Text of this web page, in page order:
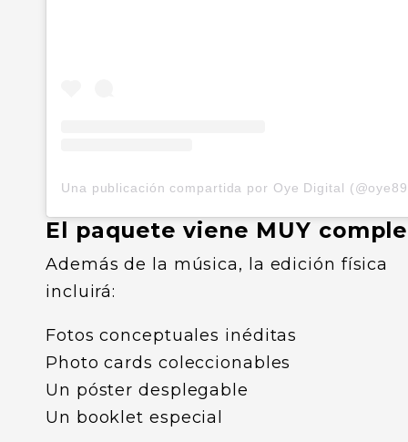
El paquete viene MUY
Además de la música, la edición física
incluirá:
Fotos conceptuales inéditas
Photo cards coleccionables
Un póster desplegable
Un booklet especial